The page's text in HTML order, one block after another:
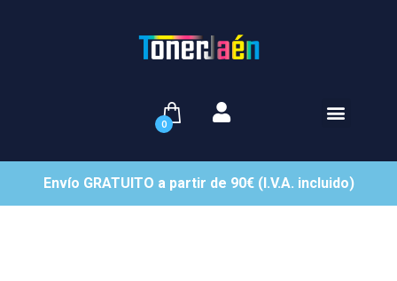
0
Envío GRATUITO a partir de 90€ (I.V.A. incluido)